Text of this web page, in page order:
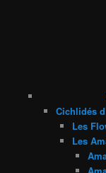
Cichlidés
Les
Les